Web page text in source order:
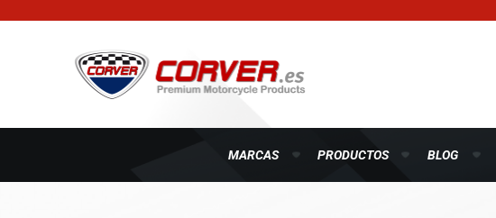
MARCAS PRODUCTOS BLOG